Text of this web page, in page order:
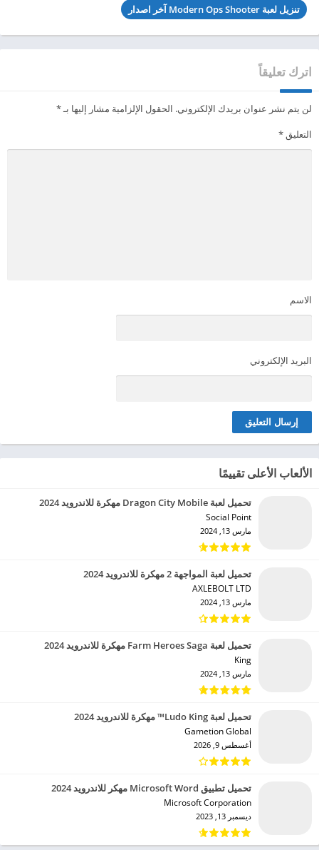
تنزيل لعبة Modern Ops Shooter آخر اصدار
اترك تعليقاً
لن يتم نشر عنوان بريدك الإلكتروني. الحقول الإلزامية مشار إليها بـ*
التعليق*
الاسم
البريد الإلكتروني
الألعاب الأعلى تقييمًا
تحميل لعبة Dragon City Mobile مهكرة للاندرويد 2024
Social Point‏
مارس 13, 2024
تحميل لعبة المواجهة 2 مهكرة للاندرويد 2024
AXLEBOLT LTD‏
مارس 13, 2024
تحميل لعبة Farm Heroes Saga مهكرة للاندرويد 2024
King‏
مارس 13, 2024
تحميل لعبة Ludo King™ مهكرة للاندرويد 2024
Gametion Global‏
أغسطس 9, 2026
تحميل تطبيق Microsoft Word مهكر للاندرويد 2024
Microsoft Corporation‏
ديسمبر 13, 2023